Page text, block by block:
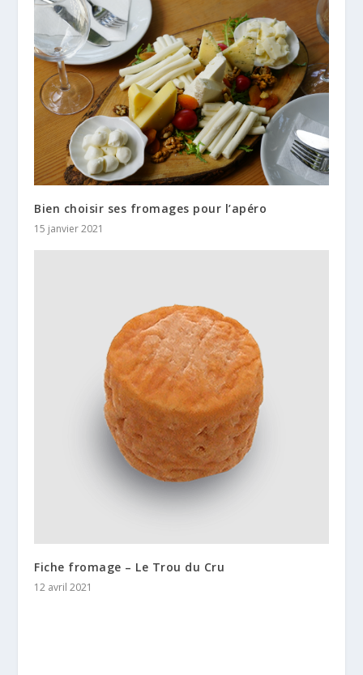
Bien choisir ses fromages pour l’apéro
15 janvier 2021
Fiche fromage – Le Trou du Cru
12 avril 2021